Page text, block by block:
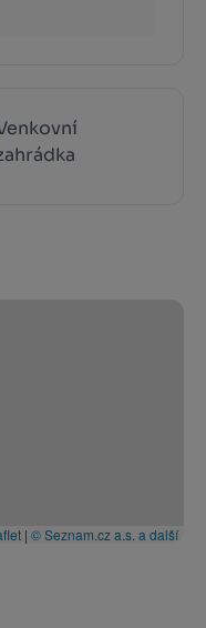
| © Seznam.cz a.s. a další